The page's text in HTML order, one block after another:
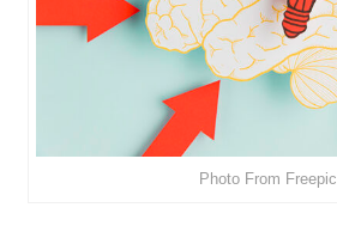
Photo From Freepic